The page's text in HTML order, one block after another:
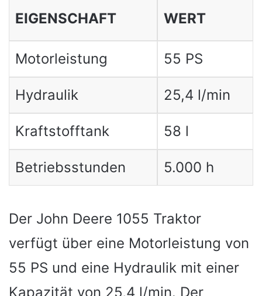
EIGENSCHAFT WERT
Motorleistung 55 PS
Hydraulik 25,4 l/min
Kraftstofftank 58 l
Betriebsstunden 5.000 h
Der John Deere 1055 Traktor
verfügt über eine Motorleistung von
55 PS und eine Hydraulik mit einer
Kapazität von 25,4 l/min. Der